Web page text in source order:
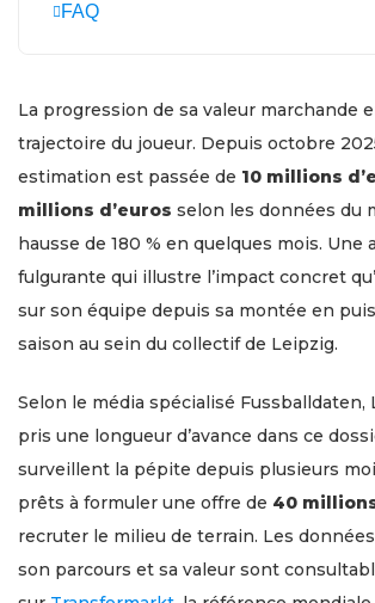
FAQ
La progression de sa valeur marchande
trajectoire du joueur. Depuis octobre
estimation est passée de 10 millions
millions d’euros selon les données du
hausse de 180 % en quelques mois. Une
fulgurante qui illustre l’impact concret
sur son équipe depuis sa montée en
saison au sein du collectif de Leipzig.
Selon le média spécialisé Fussballdaten,
pris une longueur d’avance dans ce
surveillent la pépite depuis plusieurs
prêts à formuler une offre de 40
recruter le milieu de terrain. Les
son parcours et sa valeur sont